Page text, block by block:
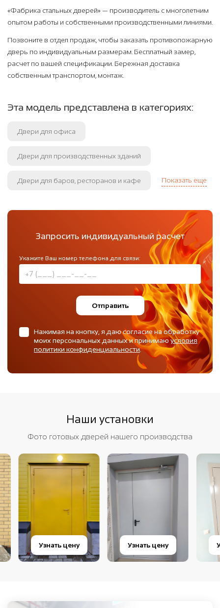
«Фабрика стальных дверей» — производитель с многолетним
опытом работы и собственными производственными линиями.
Позвоните в отдел продаж, чтобы заказать противопожарную
дверь по индивидуальным размерам. Бесплатный замер,
расчет по вашей спецификации. Бережная доставка
собственным транспортом, монтаж.
Эта модель представлена в категориях:
Двери для офиса
Двери для производственных зданий
Двери для баров, ресторанов и кафе Показать еще
Запросить индивидуальный расчет
Укажите Ваш номер телефона для связи:
Отправить
Нажимая на кнопку, я даю согласие на обработку
моих персональных данных и принимаюусловия
политики конфиденциальности.
Наши установки
Фото готовых дверей нашего производства
Узнать цену Узнать цену